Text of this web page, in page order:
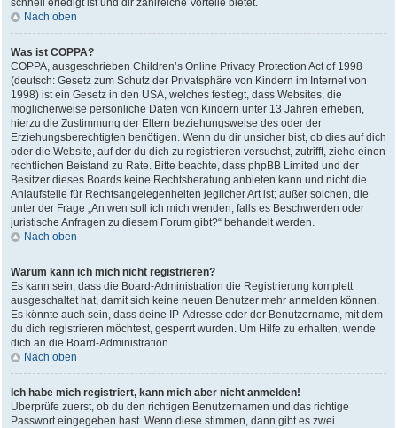
schnell erledigt ist und dir zahlreiche Vorteile bietet.
Nach oben
Was ist COPPA?
COPPA, ausgeschrieben Children’s Online Privacy Protection Act of 1998
(deutsch: Gesetz zum Schutz der Privatsphäre von Kindern im Internet von
1998) ist ein Gesetz in den USA, welches festlegt, dass Websites, die
möglicherweise persönliche Daten von Kindern unter 13 Jahren erheben,
hierzu die Zustimmung der Eltern beziehungsweise des oder der
Erziehungsberechtigten benötigen. Wenn du dir unsicher bist, ob dies auf dich
oder die Website, auf der du dich zu registrieren versuchst, zutrifft, ziehe einen
rechtlichen Beistand zu Rate. Bitte beachte, dass phpBB Limited und der
Besitzer dieses Boards keine Rechtsberatung anbieten kann und nicht die
Anlaufstelle für Rechtsangelegenheiten jeglicher Art ist; außer solchen, die
unter der Frage „An wen soll ich mich wenden, falls es Beschwerden oder
juristische Anfragen zu diesem Forum gibt?“ behandelt werden.
Nach oben
Warum kann ich mich nicht registrieren?
Es kann sein, dass die Board-Administration die Registrierung komplett
ausgeschaltet hat, damit sich keine neuen Benutzer mehr anmelden können.
Es könnte auch sein, dass deine IP-Adresse oder der Benutzername, mit dem
du dich registrieren möchtest, gesperrt wurden. Um Hilfe zu erhalten, wende
dich an die Board-Administration.
Nach oben
Ich habe mich registriert, kann mich aber nicht anmelden!
Überprüfe zuerst, ob du den richtigen Benutzernamen und das richtige
Passwort eingegeben hast. Wenn diese stimmen, dann gibt es zwei